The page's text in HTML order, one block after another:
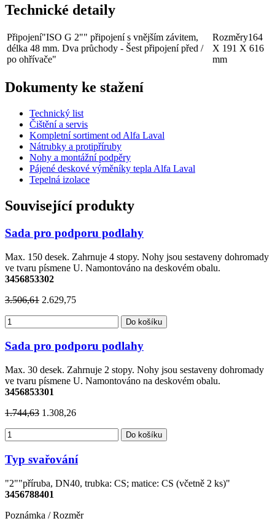
Technické detaily
Připojení"ISO G 2"" připojení s vnějším závitem,
délka 48 mm. Dva průchody - Šest připojení před /
po ohřívače"
Rozměry164
X 191 X 616
mm
Dokumenty ke stažení
Technický list
Čištění a servis
Kompletní sortiment od Alfa Laval
Nátrubky a protipříruby
Nohy a montážní podpěry
Pájené deskové výměníky tepla Alfa Laval
Tepelná izolace
Související produkty
Sada pro podporu podlahy
Max. 150 desek. Zahrnuje 4 stopy. Nohy jsou sestaveny dohromady
ve tvaru písmene U. Namontováno na deskovém obalu.
3456853302
3.506,61 2.629,75
Do košíku
Sada pro podporu podlahy
Max. 30 desek. Zahrnuje 2 stopy. Nohy jsou sestaveny dohromady
ve tvaru písmene U. Namontováno na deskovém obalu.
3456853301
1.744,63 1.308,26
Do košíku
Typ svařování
"2""příruba, DN40, trubka: CS; matice: CS (včetně 2 ks)"
3456788401
Poznámka / Rozměr